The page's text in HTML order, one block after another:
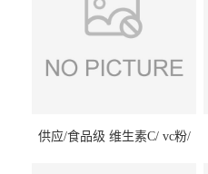
供应/食品级 维生素C/ vc粉/